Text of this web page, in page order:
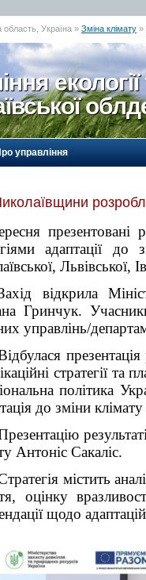
область, Україна » Зміна клімату »
управління
презентовані
адаптації
Львівської,
відкрила
Гринчук.
управлінь/
стратегії та
політика
до зміни
Антоніс Сакаліс.
містить
оцінку
щодо